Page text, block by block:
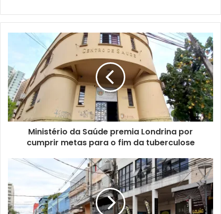
Divulgação
Como etapa preparatória, a Conferência contará com pré-
conferências segmentadas, organizadas para envolver
diretamente empregadores e trabalhadores. As pré-
conferências serão realizadas nos dias 12 de novembro,
para empregadores, e 19 de novembro, para
trabalhadores, também no ambiente virtual e ambas às 9h.
O link para participação tanto nas pré-conferências quanto
na Conferência é ohttps://bit.ly/conferenciatrabalho.
Esses encontros preparatórios para a Conferência são
Ministério da Saúde premia Londrina por
cumprir metas para o fim da tuberculose